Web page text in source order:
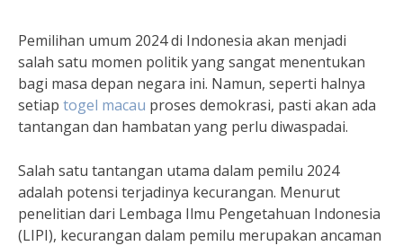
Pemilihan umum 2024 di Indonesia akan menjadi
salah satu momen politik yang sangat menentukan
bagi masa depan negara ini. Namun, seperti halnya
setiap togel macau proses demokrasi, pasti akan ada
tantangan dan hambatan yang perlu diwaspadai.
Salah satu tantangan utama dalam pemilu 2024
adalah potensi terjadinya kecurangan. Menurut
penelitian dari Lembaga Ilmu Pengetahuan Indonesia
(LIPI), kecurangan dalam pemilu merupakan ancaman